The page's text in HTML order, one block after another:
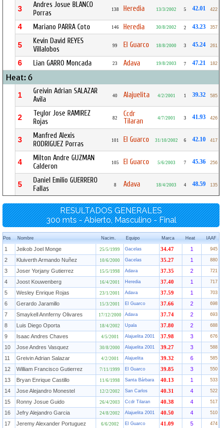
3
Andres Josue BLANCO
Porras
138 Heredia 13/3/2002 5 42.01 422
4 Mariano PARRA Coto 146 Heredia 30/8/2002 2 43.23 357
5
Kevin David REYES
Villalobos
99 El Guarco 18/8/2000 3 45.24 261
6 Lian GARRO Moncada 23 Adava 19/8/2003 7 47.21 182
Heat: 6
1
Greivin Adrian SALAZAR
Avila
40 Alajuelita 4/2/2001 1 39.32 585
2
Teylor Jose RAMIREZ
Rojas
82
Ccdr
Tilaran
4/7/2001 3 41.93 426
3
Manfred Alexis
RODRIGUEZ Porras
101 El Guarco 31/10/2002 6 42.10 417
4
Milton Andre GUZMAN
Calderon
105 El Guarco 5/6/2003 7 45.36 256
5
Daniel Emilio GUERRERO
Fallas
8 Adava 18/4/2003 4 48.59 135
RESULTADOS GENERALES
300 mts - Abierto, Masculino - Final
Pos Nombre Nacim. Equipo Marca Heat IAAF
1 Jeikob Joel Monge 25/5/1999 Gacelas 34.47 1 945
2 Kluiverth Armando Nuñez 10/6/2000 Gacelas 35.27 1 880
3 Joser Yorjany Gutierrez 15/5/1998 Adava 37.35 2 721
4 Joost Kouwenberg 16/4/2001 Heredia 37.40 1 717
5 Wesley Enrique Rojas 23/1/2001 Adava 37.59 1 703
6 Gerardo Jaramillo 15/3/2001 El Guarco 37.66 2 698
7 Smaykell Annferny Olivares 17/12/2000 Adava 37.74 2 693
8 Luis Diego Oporta 18/4/2002 Upala 37.80 2 688
9 Isaac Andres Chaves 4/5/2001 Alajuelita 2001 37.98 3 676
10 Jose Andres Vasquez 30/8/2000 Alajuelita 2001 39.27 3 588
11 Greivin Adrian Salazar 4/2/2001 Alajuelita 39.32 6 585
12 William Francisco Gutierrez 7/11/1999 El Guarco 39.85 3 550
13 Bryan Enrique Castillo 11/6/1998 Santa Bárbara 40.13 1 533
14 Jose Alejandro Monestel 12/2/2002 San Carlos 40.31 4 522
15 Ronny Josue Guido 26/4/2003 Ccdr Tilaran 40.38 4 517
16 Jefry Alejandro Garcia 24/8/2002 Alajuelita 2001 40.50 4 510
17 Jeremy Alexander Portuguez 6/6/2002 El Guarco 41.09 5 474